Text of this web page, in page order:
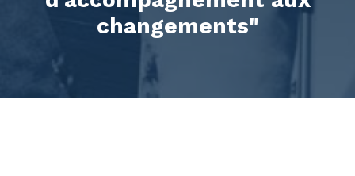
changements"